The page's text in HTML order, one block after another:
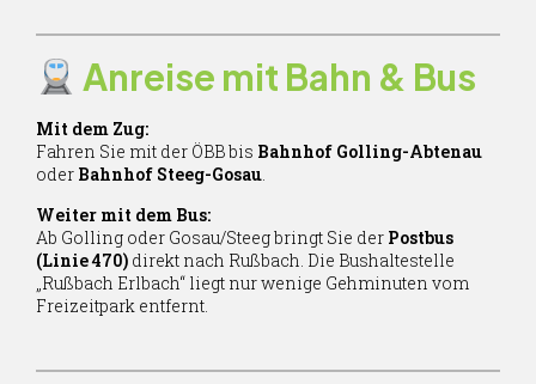
Anreise mit Bahn & Bus
Mit dem Zug:
Fahren Sie mit der ÖBB bis Bahnhof Golling-Abtenau
oder Bahnhof Steeg-Gosau.
Weiter mit dem Bus:
Ab Golling oder Gosau/Steeg bringt Sie der Postbus
(Linie 470)direkt nach Rußbach. Die Bushaltestelle
„Rußbach Erlbach“ liegt nur wenige Gehminuten vom
Freizeitpark entfernt.